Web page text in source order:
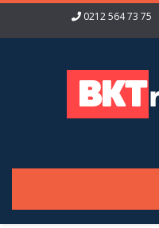
0212 564 73 75